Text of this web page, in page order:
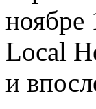
ноябре
Local
и